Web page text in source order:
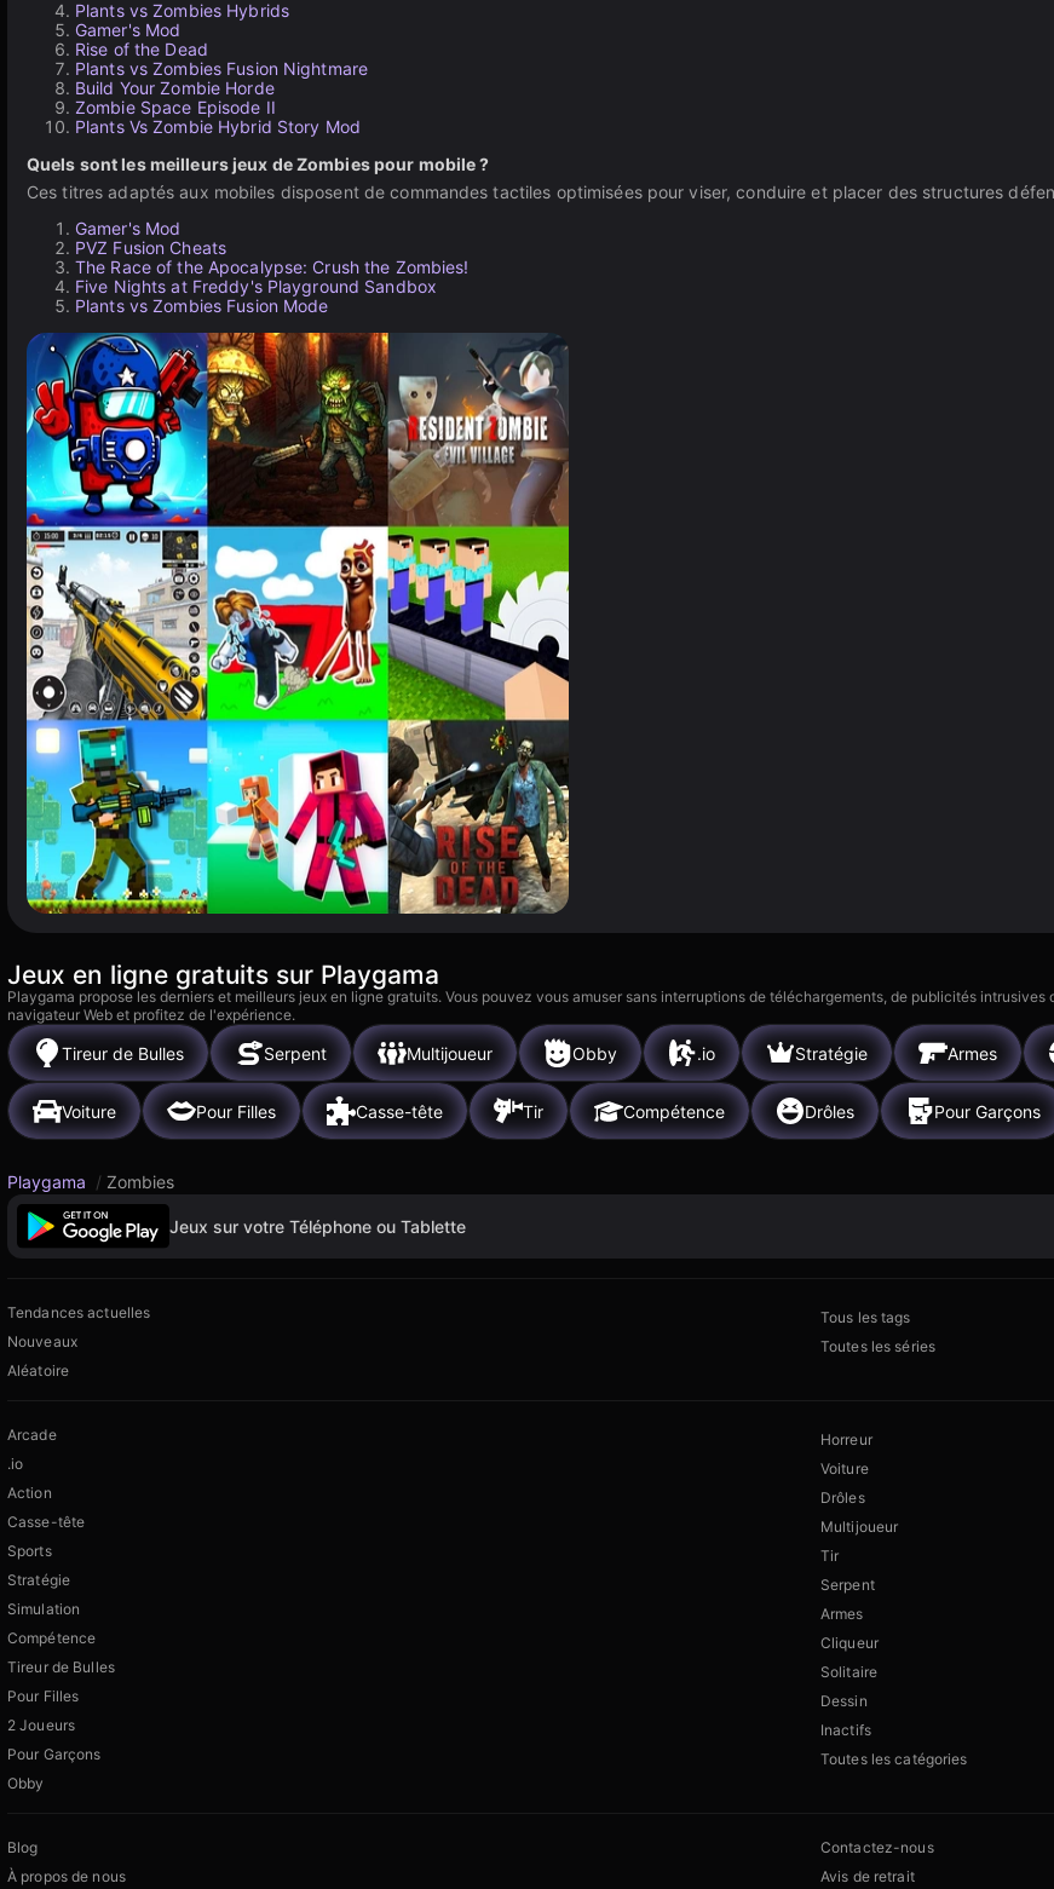
Plants vs Zombies Hybrids
Gamer's Mod
Rise of the Dead
Plants vs Zombies Fusion Nightmare
Build Your Zombie Horde
Zombie Space Episode II
Plants Vs Zombie Hybrid Story Mod
Quels sont les meilleurs jeux de Zombies pour mobile ?
Ces titres adaptés aux mobiles disposent de commandes tactiles optimisées pour viser, conduire et placer des structures
Gamer's Mod
PVZ Fusion Cheats
The Race of the Apocalypse: Crush the Zombies!
Five Nights at Freddy's Playground Sandbox
Plants vs Zombies Fusion Mode
Jeux en ligne gratuits sur Playgama
Playgama propose les derniers et meilleurs jeux en ligne gratuits. Vous pouvez vous amuser sans interruptions de téléchargements, de publicités
navigateur Web et profitez de l'expérience.
Tireur de Bulles Serpent Multijoueur Obby .io Stratégie Armes
Voiture Pour Filles Casse-tête Tir Compétence Drôles Pour Garçons
Playgama / Zombies
Jeux sur votre Téléphone ou Tablette
Tendances actuelles
Nouveaux
Aléatoire
Tous les tags
Toutes les séries
Arcade
.io
Action
Casse-tête
Sports
Stratégie
Simulation
Compétence
Tireur de Bulles
Pour Filles
2 Joueurs
Pour Garçons
Obby
Horreur
Voiture
Drôles
Multijoueur
Tir
Serpent
Armes
Cliqueur
Solitaire
Dessin
Inactifs
Toutes les catégories
Blog
À propos de nous
Contactez-nous
Avis de retrait